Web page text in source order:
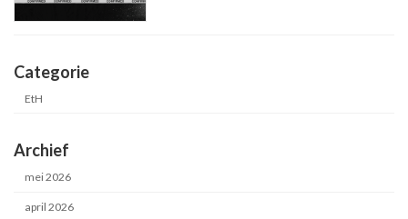
Categorie
EtH
Archief
mei 2026
april 2026